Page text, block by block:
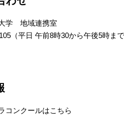
学 地域連携室
（平日 午前8時30から午後5時ま
コンクールはこちら